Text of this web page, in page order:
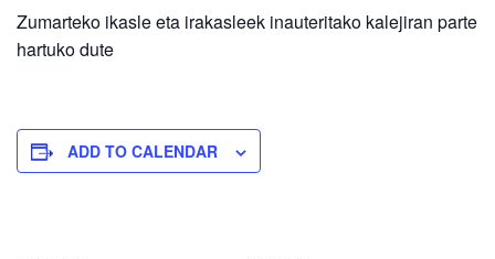
Zumarteko ikasle eta irakasleek inauteritako kalejiran parte
hartuko dute
ADD TO CALENDAR